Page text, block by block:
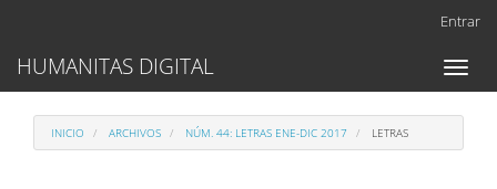
Contenido
principal
lateral
Entrar
Toggle
HUMANITAS DIGITAL
INICIO ARCHIVOS NÚM. 44: LETRAS ENE-DIC 2017 LETRAS